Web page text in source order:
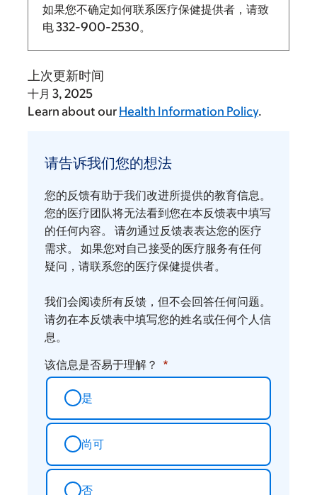
如果您不确定如何联系医疗保健提供者，请致
电332-900-2530。
上次更新时间
十月 3, 2025
Learn about our Health Information Policy.
告
我
们
您
的
想
请告诉我们您的想法
您的反馈有助于我们改进所提供的教育信息。
您的医疗团队将无法看到您在本反馈表中填写
的任何内容。 请勿通过反馈表表达您的医疗
需求。 如果您对自己接受的医疗服务有任何
疑问，请联系您的医疗保健提供者。
我们会阅读所有反馈，但不会回答任何问题。
请勿在本反馈表中填写您的姓名或任何个人信
息。
该信息是否易于理解？
是
尚可
否